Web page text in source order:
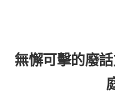
無懈可擊的廢